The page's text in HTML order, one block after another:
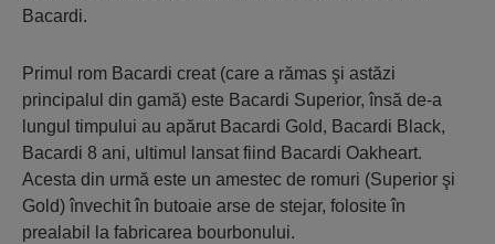
Bacardi.
Primul rom Bacardi creat (care a rămas şi astăzi
principalul din gamă) este Bacardi Superior, însă de-a
lungul timpului au apărut Bacardi Gold, Bacardi Black,
Bacardi 8 ani, ultimul lansat fiind Bacardi Oakheart.
Acesta din urmă este un amestec de romuri (Superior şi
Gold) învechit în butoaie arse de stejar, folosite în
prealabil la fabricarea bourbonului.